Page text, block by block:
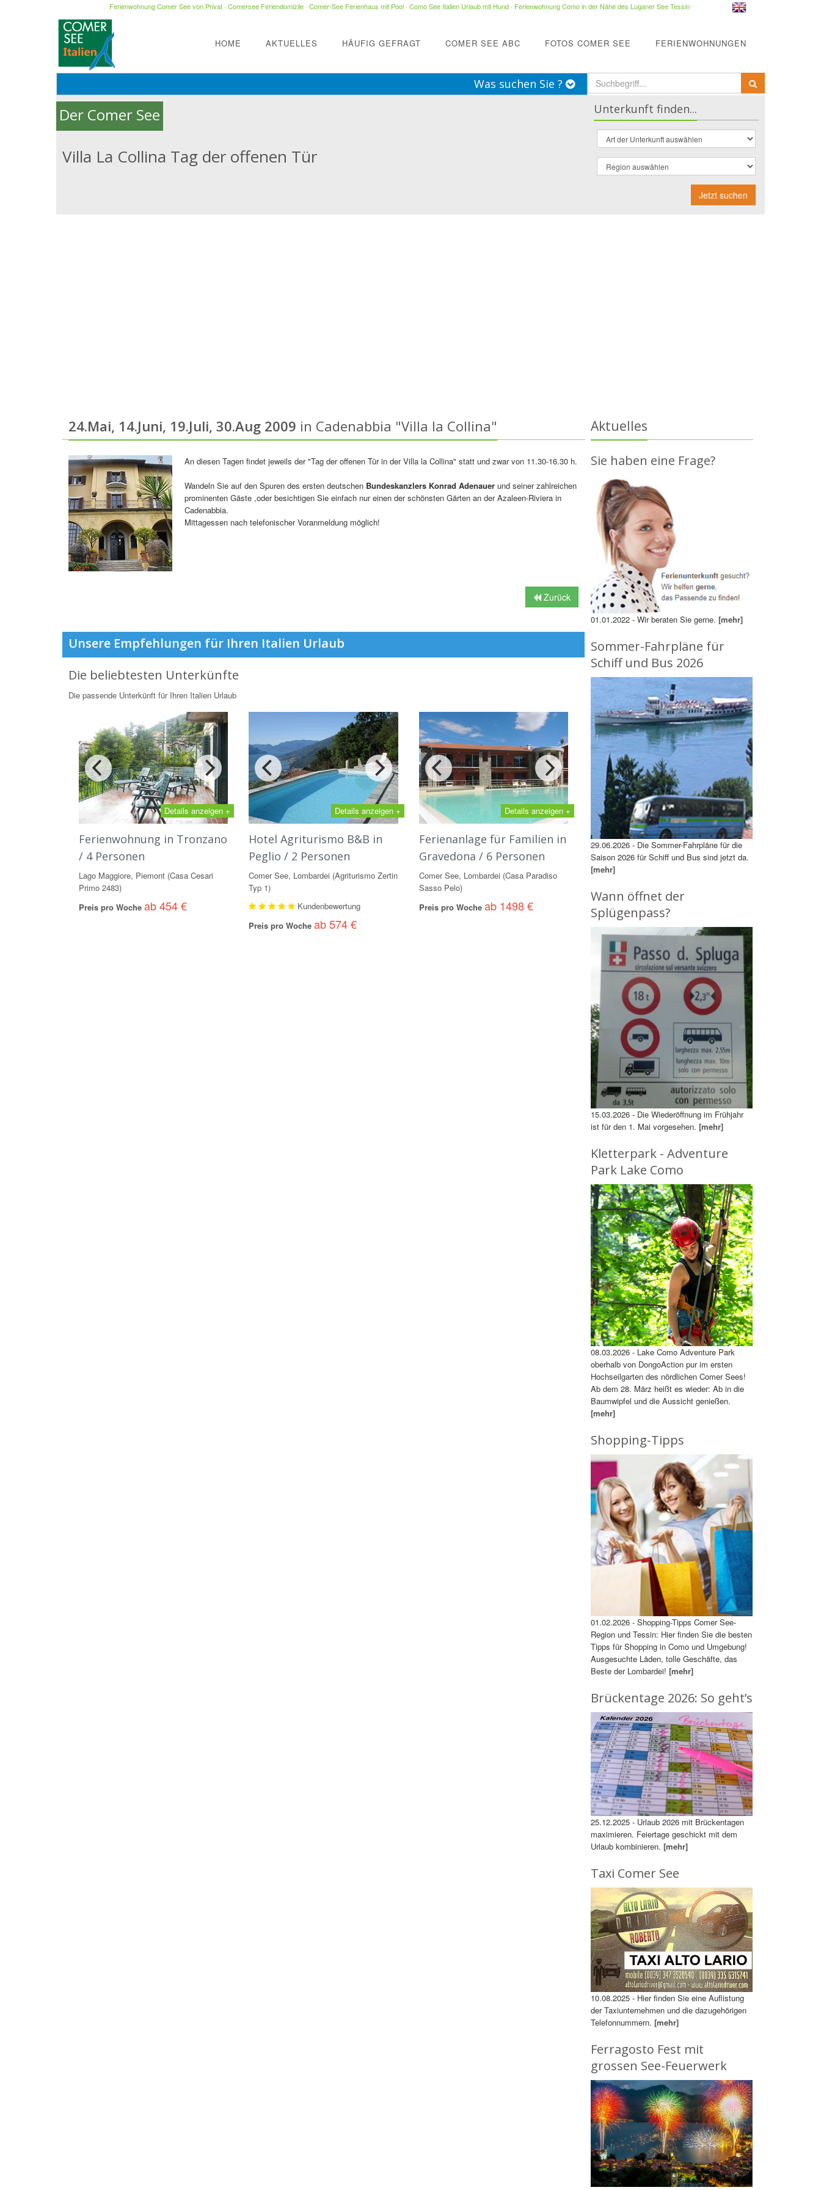
Ferienwohnung Comer See von Privat· Comersee Feriendomizile· Comer-See Ferienhaus mit Pool· Como See Italien Urlaub mit Hund· Ferienwohnung Como in der Nähe des Luganer See Tessin·
HOME AKTUELLES HÄUFIG GEFRAGT COMER SEE ABC FOTOS COMER SEE FERIENWOHNUNGEN
Was suchen Sie ?
Der Comer See
Villa La Collina Tag der offenen Tür
Unterkunft finden...
Jetzt suchen
24.Mai, 14.Juni, 19.Juli, 30.Aug 2009 in Cadenabbia "Villa la Collina"
An diesen Tagen findet jeweils der "Tag der offenen Tür in der Villa la Collina" statt und zwar von 11.30-16.30 h.
Wandeln Sie auf den Spuren des ersten deutschen Bundeskanzlers Konrad Adenauer und seiner zahlreichen
prominenten Gäste ,oder besichtigen Sie einfach nur einen der schönsten Gärten an der Azaleen-Riviera in
Cadenabbia.
Mittagessen nach telefonischer Voranmeldung möglich!
Zurück
Unsere Empfehlungen für Ihren Italien Urlaub
Die beliebtesten Unterkünfte
Die passende Unterkünft für Ihren Italien Urlaub
Details anzeigen +
Ferienwohnung in Tronzano
/ 4 Personen
Lago Maggiore, Piemont (Casa Cesari
Primo 2483)
Preis pro Woche ab 454 €
Details anzeigen +
Hotel Agriturismo B&B in
Peglio / 2 Personen
Comer See, Lombardei (Agriturismo Zertin
Typ 1)
Kundenbewertung
Preis pro Wocheab 574 €
Details anzeigen +
Ferienanlage für Familien in
Gravedona / 6 Personen
Comer See, Lombardei (Casa Paradiso
Sasso Pelo)
Preis pro Woche ab 1498 €
Aktuelles
Sie haben eine Frage?
01.01.2022 - Wir beraten Sie gerne. [mehr]
Sommer-Fahrpläne für
Schiff und Bus 2026
29.06.2026 - Die Sommer-Fahrpläne für die
Saison 2026 für Schiff und Bus sind jetzt da.
[mehr]
Wann öffnet der
Splügenpass?
15.03.2026 - Die Wiederöffnung im Frühjahr
ist für den 1. Mai vorgesehen. [mehr]
Kletterpark - Adventure
Park Lake Como
08.03.2026 - Lake Como Adventure Park
oberhalb von DongoAction pur im ersten
Hochseilgarten des nördlichen Comer Sees!
Ab dem 28. März heißt es wieder: Ab in die
Baumwipfel und die Aussicht genießen.
[mehr]
Shopping-Tipps
01.02.2026 - Shopping-Tipps Comer See-
Region und Tessin: Hier finden Sie die besten
Tipps für Shopping in Como und Umgebung!
Ausgesuchte Läden, tolle Geschäfte, das
Beste der Lombardei! [mehr]
Brückentage 2026: So geht’s
25.12.2025 - Urlaub 2026 mit Brückentagen
maximieren. Feiertage geschickt mit dem
Urlaub kombinieren. [mehr]
Taxi Comer See
10.08.2025 - Hier finden Sie eine Auflistung
der Taxiunternehmen und die dazugehörigen
Telefonnummern. [mehr]
Ferragosto Fest mit
grossen See-Feuerwerk